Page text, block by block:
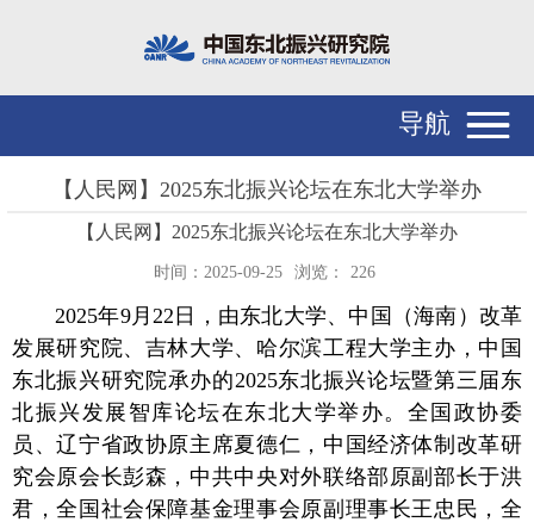
导航
【人民网】2025东北振兴论坛在东北大学举办
【人民网】2025东北振兴论坛在东北大学举办
时间：2025-09-25 浏览： 226
2025年9月22日，由东北大学、中国（海南）改革
发展研究院、吉林大学、哈尔滨工程大学主办，中国
东北振兴研究院承办的2025东北振兴论坛暨第三届东
北振兴发展智库论坛在东北大学举办。全国政协委
员、辽宁省政协原主席夏德仁，中国经济体制改革研
究会原会长彭森，中共中央对外联络部原副部长于洪
君，全国社会保障基金理事会原副理事长王忠民，全